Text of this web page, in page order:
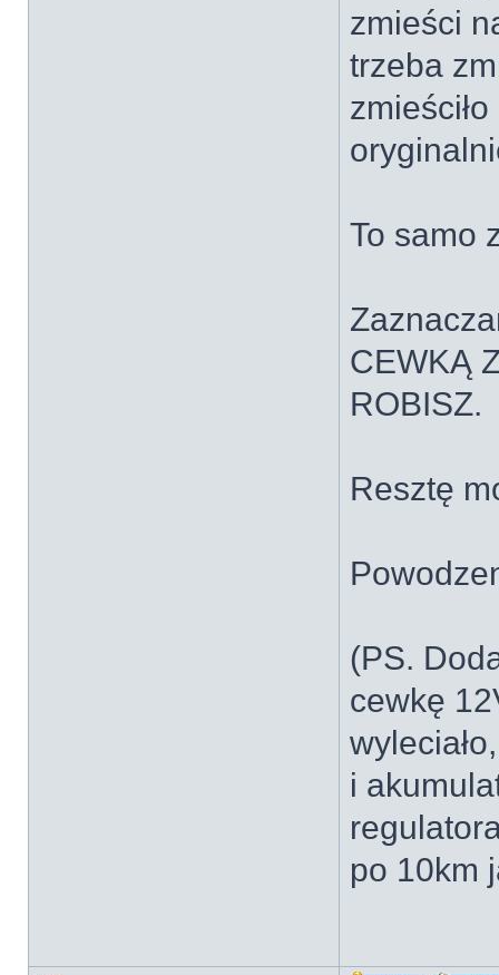
zmieści
trzeba
To samo
CEWKĄ
ROBISZ.
Resztę
(PS.
cewkę
i
po 10km